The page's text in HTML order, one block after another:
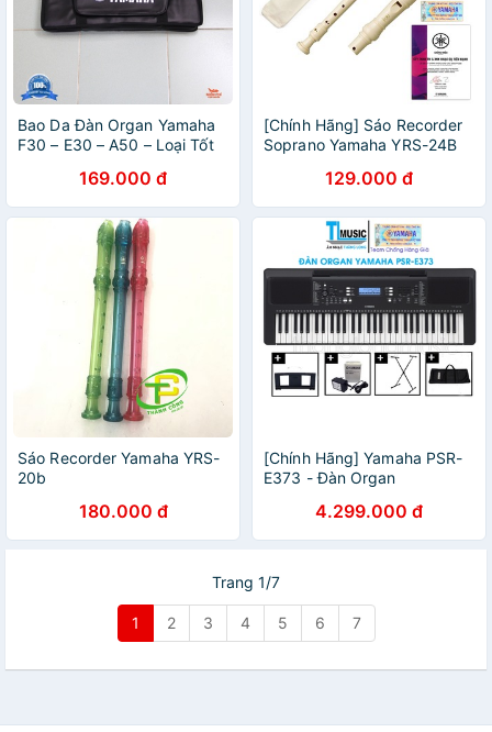
Bao Da Đàn Organ Yamaha
F30 – E30 – A50 – Loại Tốt
169.000 đ
[Chính Hãng] Sáo Recorder
Soprano Yamaha YRS-24B
(B) - Có Tem Chống Hàng
Giả YRS24B YRS 24B
129.000 đ
Sáo Recorder Yamaha YRS-
20b
180.000 đ
[Chính Hãng] Yamaha PSR-
E373 - Đàn Organ
PSR E373 Kèm phụ kiện
4.299.000 đ
Trang 1/7
1 2 3 4 5 6 7